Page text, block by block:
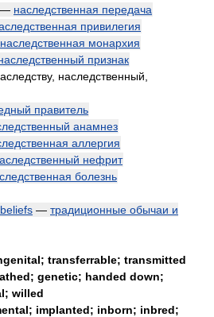
— наследственная передача
привилегия
наследственная монархия
признак
наследственный,
правитель
анамнез
аллергия
нефрит
болезнь
— традиционные обычаи и
transferrable; transmitted
genetic; handed down;
willed
implanted; inborn; inbred;